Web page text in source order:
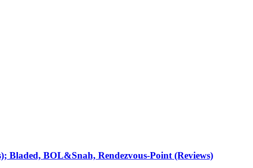
Bladed, BOL&Snah, Rendezvous-Point (Reviews)